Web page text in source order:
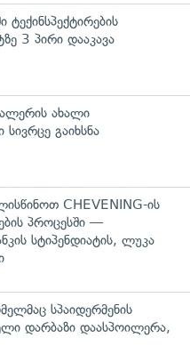
ტექინსპექტირების
3 პირი დააკავა
ახალი
გაიხსნა
CHEVENING-ის
პროცესში —
სტიპენდიატის, ლუკა
სპაიდერმენის
დარბაზი დაასპოილერა,